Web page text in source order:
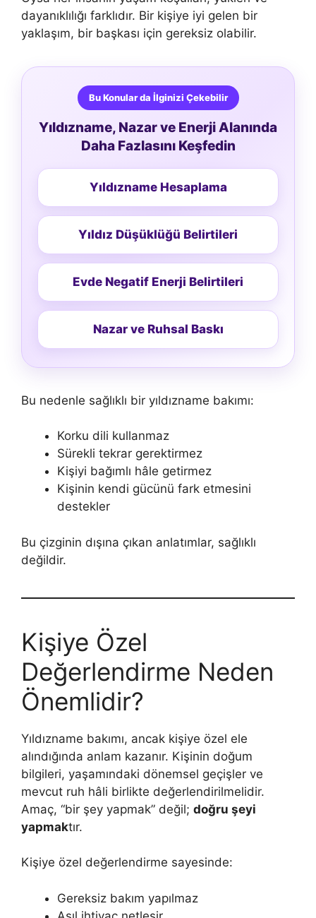
dayanıklılığı farklıdır. Bir kişiye iyi gelen bir
yaklaşım, bir başkası için gereksiz olabilir.
Bu Konular da İlginizi Çekebilir
Yıldızname, Nazar ve Enerji Alanında
Daha Fazlasını Keşfedin
Yıldızname Hesaplama
Yıldız Düşüklüğü Belirtileri
Evde Negatif Enerji Belirtileri
Nazar ve Ruhsal Baskı
Bu nedenle sağlıklı bir yıldızname bakımı:
Korku dili kullanmaz
Sürekli tekrar gerektirmez
Kişiyi bağımlı hâle getirmez
Kişinin kendi gücünü fark etmesini
destekler
Bu çizginin dışına çıkan anlatımlar, sağlıklı
değildir.
Kişiye Özel
Değerlendirme Neden
Önemlidir?
Yıldızname bakımı, ancak kişiye özel ele
alındığında anlam kazanır. Kişinin doğum
bilgileri, yaşamındaki dönemsel geçişler ve
mevcut ruh hâli birlikte değerlendirilmelidir.
Amaç, “bir şey yapmak” değil; doğru şeyi
yapmaktır.
Kişiye özel değerlendirme sayesinde:
Gereksiz bakım yapılmaz